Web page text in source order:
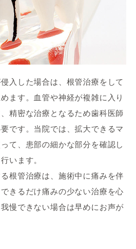
入した場合は、根管治療をして
ます。血管や神経が複雑に入り
精密な治療となるため歯科医師
です。当院では、拡大できるマ
て、患部の細かな部分を確認し
います。
根管治療は、施術中に痛みを伴
きるだけ痛みの少ない治療を心
慢できない場合は早めにお声が